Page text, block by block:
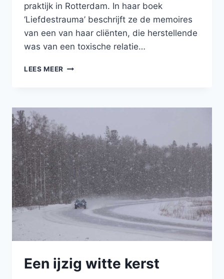
praktijk in Rotterdam. In haar boek
‘Liefdestrauma’ beschrijft ze de memoires
van een van haar cliënten, die herstellende
was van een toxische relatie…
LEES MEER YLSKE
BOEKRECENSIE
Een ijzig witte kerst